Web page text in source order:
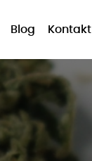
Blog Kontakt